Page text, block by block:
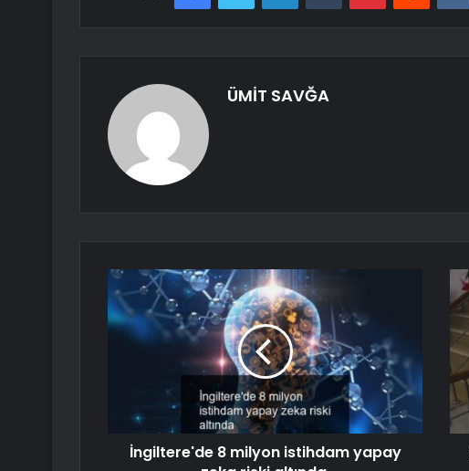
ÜMİT SAVĞA
İngiltere'de 8 milyon istihdam yapay